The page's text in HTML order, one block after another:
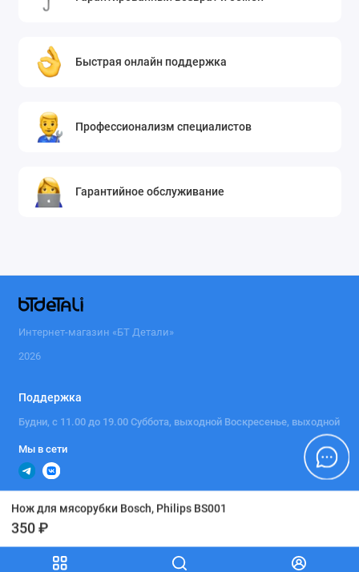
Нож для мясорубки Bosch, Philips BS001
350 ₽
Быстрая онлайн поддержка
Профессионализм специалистов
Гарантийное обслуживание
Интернет-магазин «БТ Детали»
2026
Поддержка
Будни, с 11.00 до 19.00 Суббота, выходной Воскресенье, выходной
Мы в сети